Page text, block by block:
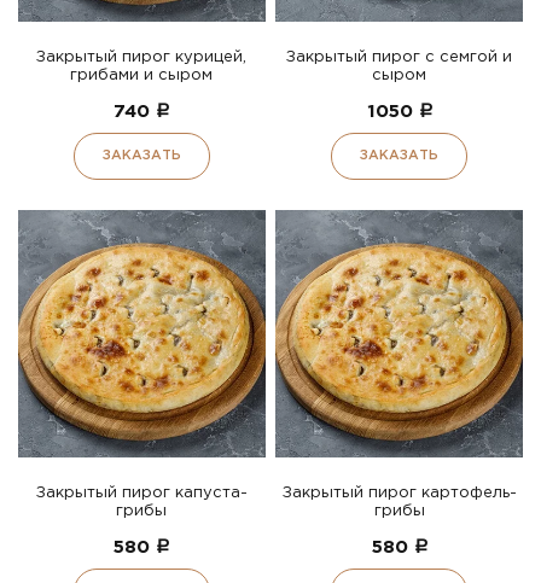
Закрытый пирог курицей,
грибами и сыром
740 a
ЗАКАЗАТЬ
Закрытый пирог с семгой и
сыром
1050 a
ЗАКАЗАТЬ
Закрытый пирог капуста-
грибы
580 a
Закрытый пирог картофель-
грибы
580 a